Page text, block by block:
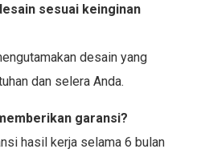
sesuai keinginan
desain yang
dan selera Anda.
garansi?
hasil kerja selama 6 bulan